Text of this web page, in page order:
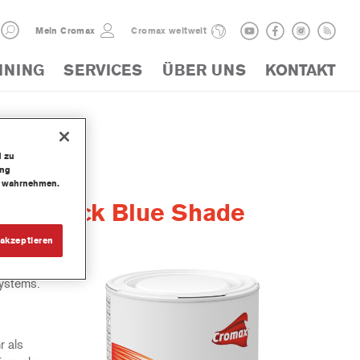
Mein Cromax Cromax weltweit
SERVICES ÜBER UNS KONTAKT
Black Blue Shade
als
zu